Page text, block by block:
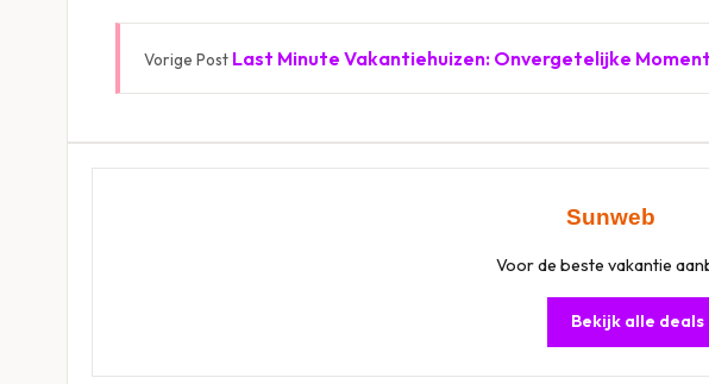
Vorige Post Last Minute Vakantiehuizen: Onvergetelijke
Voor de beste vakantie
Bekijk alle deals